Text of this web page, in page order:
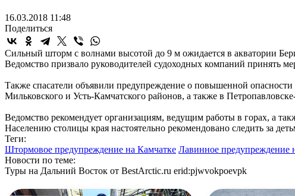
16.03.2018 11:48
Поделиться
Сильный шторм с волнами высотой до 9 м ожидается в акватории
Ведомство призвало руководителей судоходных компаний принять
Также спасатели объявили предупреждение о повышенной
Мильковского и Усть-Камчатского районов, а также в
Ведомство рекомендует организациям, ведущим работы в горах, а
Населению столицы края настоятельно рекомендовано следить за
Теги:
Штормовое предупреждение на Камчатке Лавинное предупреждение
Новости по теме:
Туры на Дальний Восток от BestArctic.ru erid:pjwvokpoevpk